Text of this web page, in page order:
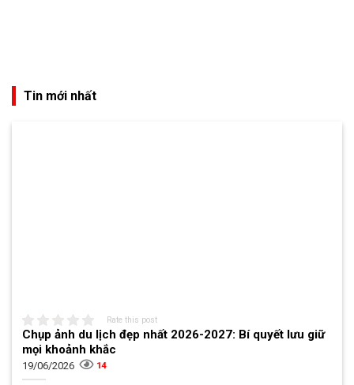
Tin mới nhất
Rate this post
Chụp ảnh du lịch đẹp nhất 2026-2027: Bí quyết lưu giữ
mọi khoảnh khắc
19/06/2026 14